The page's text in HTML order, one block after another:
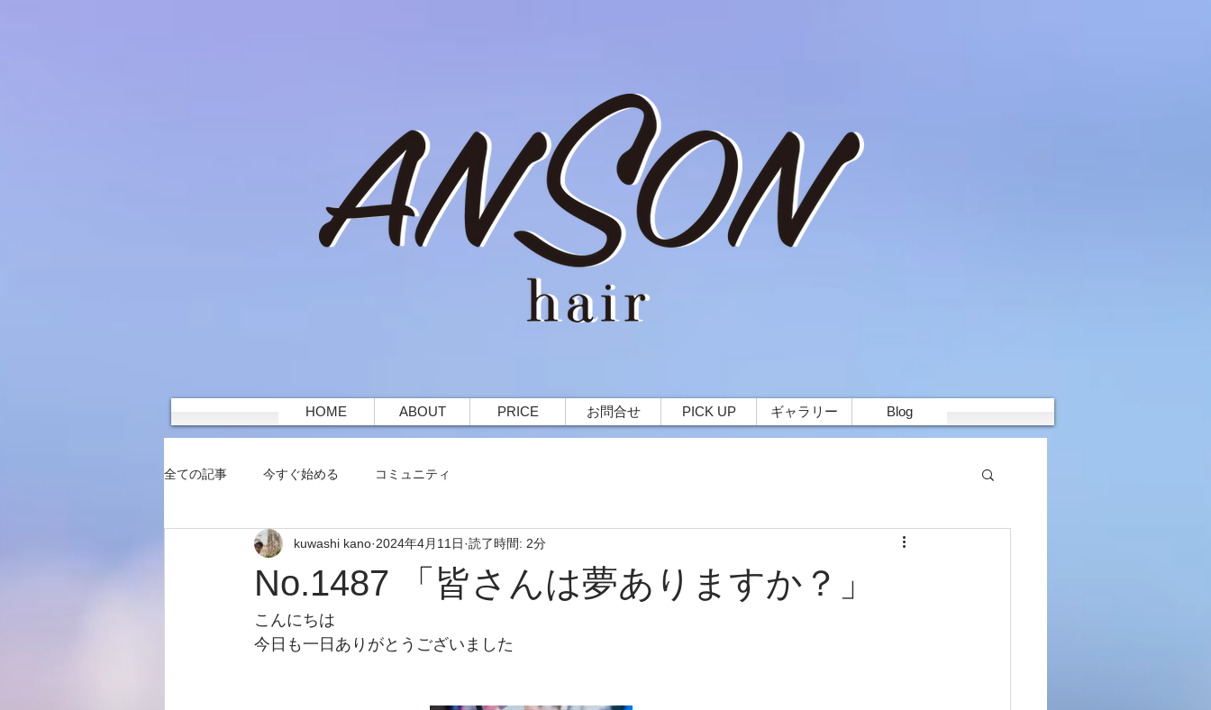
HOME ABOUT PRICE お問合せ PICK UP ギャラリー Blog
全ての記事 今すぐ始める コミュニティ
No.1487 「皆さんは夢ありますか？」
kuwashi kano 2024年4月11日 読了時間: 2分
こんにちは
今日も一日ありがとうございました